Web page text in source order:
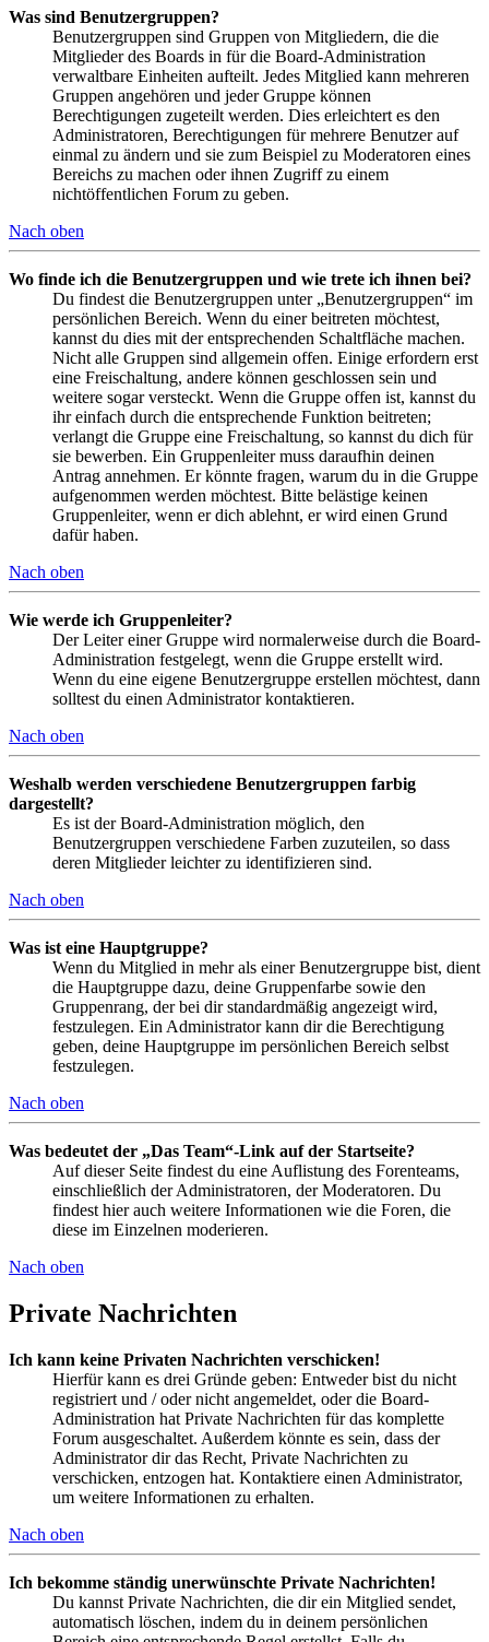
Was sind Benutzergruppen?
Benutzergruppen sind Gruppen von Mitgliedern, die die
Mitglieder des Boards in für die Board-Administration
verwaltbare Einheiten aufteilt. Jedes Mitglied kann mehreren
Gruppen angehören und jeder Gruppe können
Berechtigungen zugeteilt werden. Dies erleichtert es den
Administratoren, Berechtigungen für mehrere Benutzer auf
einmal zu ändern und sie zum Beispiel zu Moderatoren eines
Bereichs zu machen oder ihnen Zugriff zu einem
nichtöffentlichen Forum zu geben.
Nach oben
Wo finde ich die Benutzergruppen und wie trete ich ihnen bei?
Du findest die Benutzergruppen unter „Benutzergruppen“ im
persönlichen Bereich. Wenn du einer beitreten möchtest,
kannst du dies mit der entsprechenden Schaltfläche machen.
Nicht alle Gruppen sind allgemein offen. Einige erfordern erst
eine Freischaltung, andere können geschlossen sein und
weitere sogar versteckt. Wenn die Gruppe offen ist, kannst du
ihr einfach durch die entsprechende Funktion beitreten;
verlangt die Gruppe eine Freischaltung, so kannst du dich für
sie bewerben. Ein Gruppenleiter muss daraufhin deinen
Antrag annehmen. Er könnte fragen, warum du in die Gruppe
aufgenommen werden möchtest. Bitte belästige keinen
Gruppenleiter, wenn er dich ablehnt, er wird einen Grund
dafür haben.
Nach oben
Wie werde ich Gruppenleiter?
Der Leiter einer Gruppe wird normalerweise durch die Board-
Administration festgelegt, wenn die Gruppe erstellt wird.
Wenn du eine eigene Benutzergruppe erstellen möchtest, dann
solltest du einen Administrator kontaktieren.
Nach oben
Weshalb werden verschiedene Benutzergruppen farbig
dargestellt?
Es ist der Board-Administration möglich, den
Benutzergruppen verschiedene Farben zuzuteilen, so dass
deren Mitglieder leichter zu identifizieren sind.
Nach oben
Was ist eine Hauptgruppe?
Wenn du Mitglied in mehr als einer Benutzergruppe bist, dient
die Hauptgruppe dazu, deine Gruppenfarbe sowie den
Gruppenrang, der bei dir standardmäßig angezeigt wird,
festzulegen. Ein Administrator kann dir die Berechtigung
geben, deine Hauptgruppe im persönlichen Bereich selbst
festzulegen.
Nach oben
Was bedeutet der „Das Team“-Link auf der Startseite?
Auf dieser Seite findest du eine Auflistung des Forenteams,
einschließlich der Administratoren, der Moderatoren. Du
findest hier auch weitere Informationen wie die Foren, die
diese im Einzelnen moderieren.
Nach oben
Private Nachrichten
Ich kann keine Privaten Nachrichten verschicken!
Hierfür kann es drei Gründe geben: Entweder bist du nicht
registriert und / oder nicht angemeldet, oder die Board-
Administration hat Private Nachrichten für das komplette
Forum ausgeschaltet. Außerdem könnte es sein, dass der
Administrator dir das Recht, Private Nachrichten zu
verschicken, entzogen hat. Kontaktiere einen Administrator,
um weitere Informationen zu erhalten.
Nach oben
Ich bekomme ständig unerwünschte Private Nachrichten!
Du kannst Private Nachrichten, die dir ein Mitglied sendet,
automatisch löschen, indem du in deinem persönlichen